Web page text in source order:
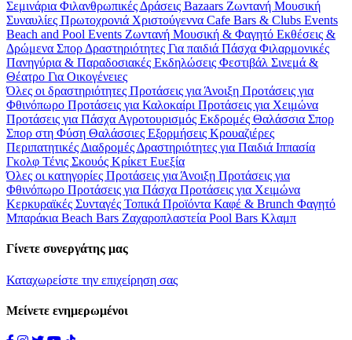
Σεμινάρια Φιλανθρωπικές Δράσεις Bazaars Ζωντανή Μουσική
Συναυλίες Πρωτοχρονιά Χριστούγεννα Cafe Bars & Clubs Events
Beach and Pool Events Ζωντανή Μουσική & Φαγητό Εκθέσεις &
Δρώμενα Σπορ Δραστηριότητες Για παιδιά Πάσχα Φιλαρμονικές
Πανηγύρια & Παραδοσιακές Εκδηλώσεις Φεστιβάλ Σινεμά &
Θέατρο Για Οικογένειες
Όλες οι δραστηριότητες Προτάσεις για Άνοιξη Προτάσεις για
Φθινόπωρο Προτάσεις για Καλοκαίρι Προτάσεις για Χειμώνα
Προτάσεις για Πάσχα Αγροτουρισμός Εκδρομές Θαλάσσια Σπορ
Σπορ στη Φύση Θαλάσσιες Εξορμήσεις Κρουαζιέρες
Περιπατητικές Διαδρομές Δραστηριότητες για Παιδιά Ιππασία
Γκολφ Τένις Σκουός Κρίκετ Ευεξία
Όλες οι κατηγορίες Προτάσεις για Άνοιξη Προτάσεις για
Φθινόπωρο Προτάσεις για Πάσχα Προτάσεις για Χειμώνα
Κερκυραϊκές Συνταγές Τοπικά Προϊόντα Καφέ & Brunch Φαγητό
Μπαράκια Beach Bars Ζαχαροπλαστεία Pool Bars Κλαμπ
Γίνετε συνεργάτης μας
Καταχωρείστε την επιχείρηση σας
Μείνετε ενημερωμένοι